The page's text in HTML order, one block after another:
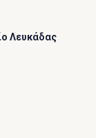
Λευκάδας